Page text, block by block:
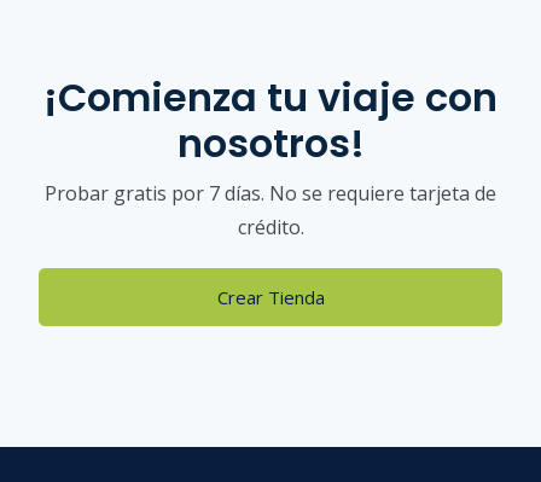
¡Comienza tu viaje con
nosotros!
Probar gratis por 7 días. No se requiere tarjeta de
crédito.
Crear Tienda